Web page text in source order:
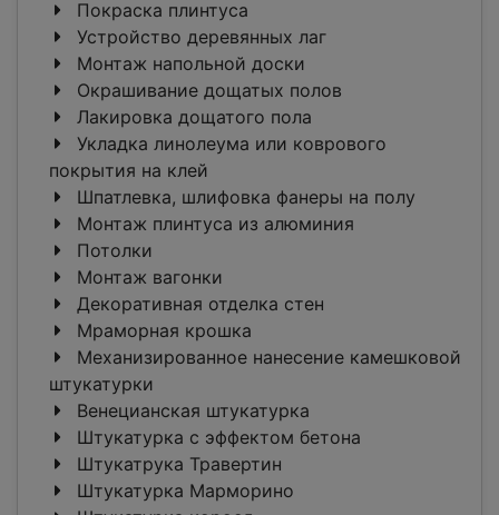
Покраска плинтуса
Устройство деревянных лаг
Монтаж напольной доски
Окрашивание дощатых полов
Лакировка дощатого пола
Укладка линолеума или коврового
покрытия на клей
Шпатлевка, шлифовка фанеры на полу
Монтаж плинтуса из алюминия
Потолки
Монтаж вагонки
Декоративная отделка стен
Мраморная крошка
Механизированное нанесение камешковой
штукатурки
Венецианская штукатурка
Штукатурка с эффектом бетона
Штукатрука Травертин
Штукатурка Марморино